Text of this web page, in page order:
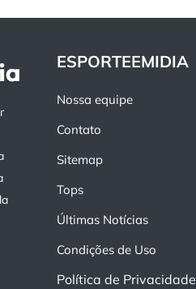
ESPORTEEMIDIA
Nossa equipe
Contato
Sitemap
Tops
Últimas Notícias
Condições de Uso
Política de Privacidade